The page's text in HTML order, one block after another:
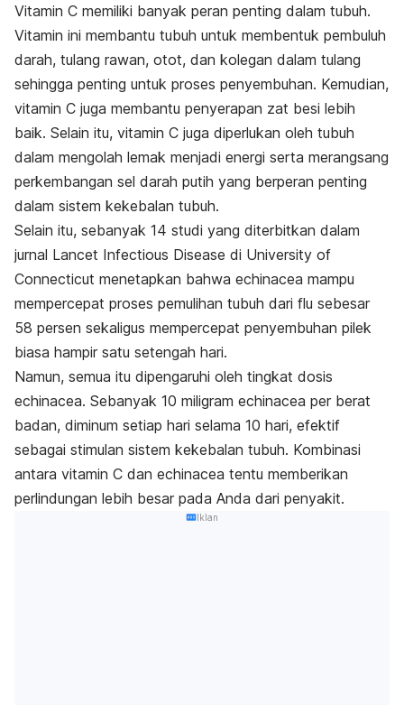
Vitamin C memiliki banyak peran penting dalam tubuh.
Vitamin ini membantu tubuh untuk membentuk pembuluh
darah, tulang rawan, otot, dan kolegan dalam tulang
sehingga penting untuk proses penyembuhan. Kemudian,
vitamin C juga membantu penyerapan zat besi lebih
baik. Selain itu, vitamin C juga diperlukan oleh tubuh
dalam mengolah lemak menjadi energi serta merangsang
perkembangan sel darah putih yang berperan penting
dalam sistem kekebalan tubuh.
Selain itu, sebanyak 14 studi yang diterbitkan dalam
jurnal Lancet Infectious Disease di University of
Connecticut menetapkan bahwa echinacea mampu
mempercepat proses pemulihan tubuh dari flu sebesar
58 persen sekaligus mempercepat penyembuhan pilek
biasa hampir satu setengah hari.
Namun, semua itu dipengaruhi oleh tingkat dosis
echinacea. Sebanyak 10 miligram echinacea per berat
badan, diminum setiap hari selama 10 hari, efektif
sebagai stimulan sistem kekebalan tubuh. Kombinasi
antara vitamin C dan echinacea tentu memberikan
perlindungan lebih besar pada Anda dari penyakit.
Iklan